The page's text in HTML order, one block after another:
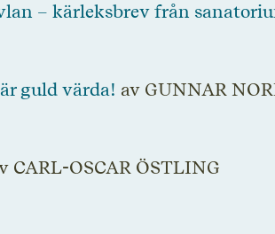
– kärleksbrev från
guld värda! av GUNNAR
CARL-OSCAR ÖSTLING